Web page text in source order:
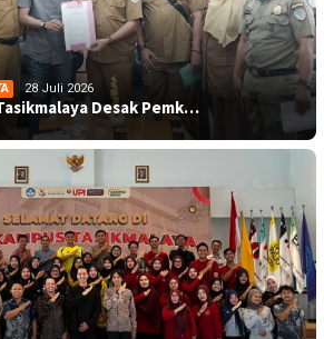
28 Juli 2026
Desak Pemk…